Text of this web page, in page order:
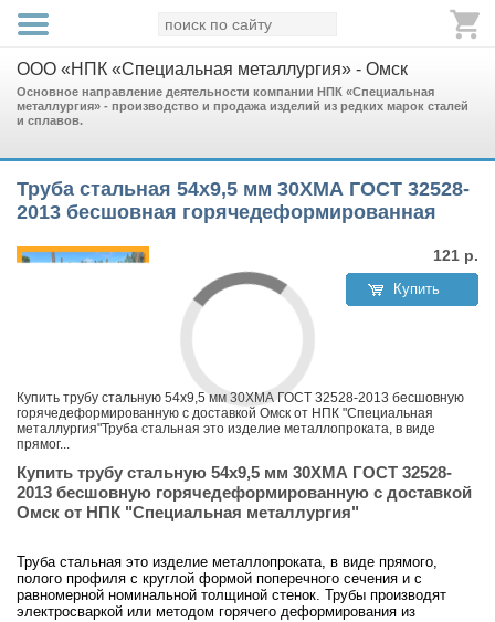
ООО «НПК «Специальная металлургия» - Омск
Основное направление деятельности компании НПК «Специальная
металлургия» - производство и продажа изделий из редких марок сталей
и сплавов.
Труба стальная 54х9,5 мм 30ХМА ГОСТ 32528-
2013 бесшовная горячедеформированная
121 р.
Купить
Купить трубу стальную 54х9,5 мм 30ХМА ГОСТ 32528-2013 бесшовную
горячедеформированную с доставкой Омск от НПК "Специальная
металлургия"Труба стальная это изделие металлопроката, в виде
прямог...
Купить трубу стальную 54х9,5 мм 30ХМА ГОСТ 32528-
2013 бесшовную горячедеформированную с доставкой
Омск от НПК "Специальная металлургия"
Труба стальная это изделие металлопроката, в виде прямого,
полого профиля с круглой формой поперечного сечения и с
равномерной номинальной толщиной стенок. Трубы производят
электросваркой или методом горячего деформирования из